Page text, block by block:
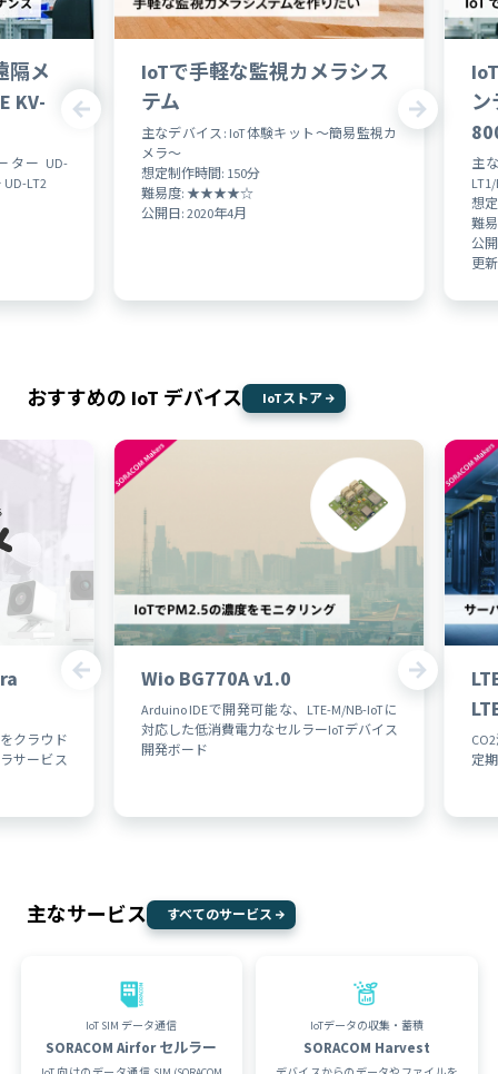
隔メ
KV-
ター UD-
UD-LT2
IoTで手軽な監視カメラシス
テム
主なデバイス: IoT体験キット〜簡易監視カ
メラ〜
想定制作時間: 150分
難易度: ★★★★☆
公開日: 2020年4月
ン
主
想
難
公
更
おすすめの IoT デバイス IoTストア
クラウド
サービス
Wio BG770A v1.0
Arduino IDEで開発可能な、LTE-M/NB-IoTに
対応した低消費電力なセルラーIoTデバイス
開発ボード
定
主なサービス すべてのサービス
IoT SIM データ通信
SORACOM Airfor セルラー
IoTデータの収集・蓄積
SORACOM Harvest